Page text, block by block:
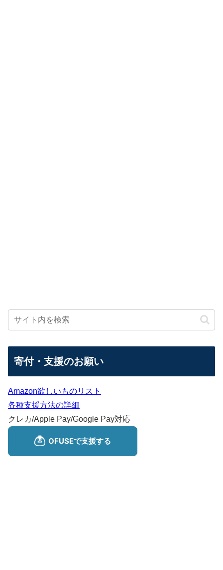
寄付・支援のお願い
Amazon欲しいものリスト
各種支援方法の詳細
クレカ/Apple Pay/Google Pay対応